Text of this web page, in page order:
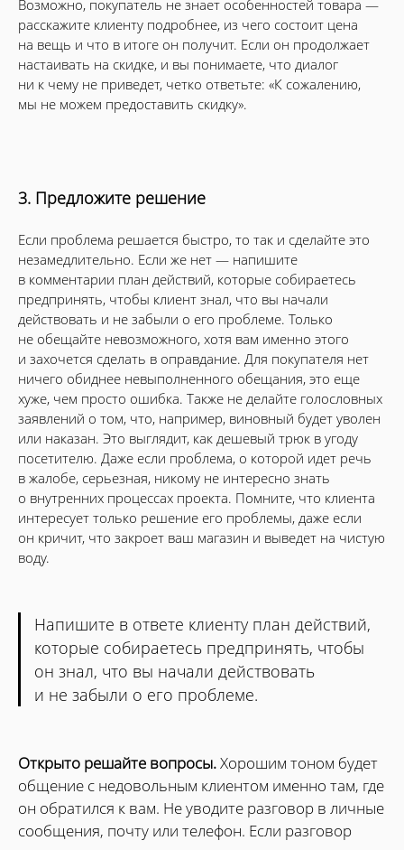
Возможно, покупатель не знает особенностей товара —
расскажите клиенту подробнее, из чего состоит цена
на вещь и что в итоге он получит. Если он продолжает
настаивать на скидке, и вы понимаете, что диалог
ни к чему не приведет, четко ответьте: «К сожалению,
мы не можем предоставить скидку».
3. Предложите решение
Если проблема решается быстро, то так и сделайте это
незамедлительно. Если же нет — напишите
в комментарии план действий, которые собираетесь
предпринять, чтобы клиент знал, что вы начали
действовать и не забыли о его проблеме. Только
не обещайте невозможного, хотя вам именно этого
и захочется сделать в оправдание. Для покупателя нет
ничего обиднее невыполненного обещания, это еще
хуже, чем просто ошибка. Также не делайте голословных
заявлений о том, что, например, виновный будет уволен
или наказан. Это выглядит, как дешевый трюк в угоду
посетителю. Даже если проблема, о которой идет речь
в жалобе, серьезная, никому не интересно знать
о внутренних процессах проекта. Помните, что клиента
интересует только решение его проблемы, даже если
он кричит, что закроет ваш магазин и выведет на чистую
воду.
Напишите в ответе клиенту план действий,
которые собираетесь предпринять, чтобы
он знал, что вы начали действовать
и не забыли о его проблеме.
Открыто решайте вопросы.Хорошим тоном будет
общение с недовольным клиентом именно там, где
он обратился к вам. Не уводите разговор в личные
сообщения, почту или телефон. Если разговор